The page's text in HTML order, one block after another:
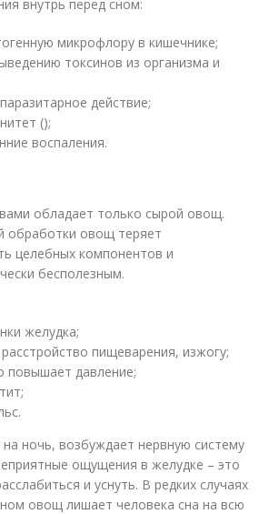
внутрь перед сном:
микрофлору в кишечнике;
токсинов из организма и
действие;
();
воспаления.
обладает только сырой овощ.
обработки овощ теряет
целебных компонентов и
бесполезным.
желудка;
пищеварения, изжогу;
повышает давление;
ночь, возбуждает нервную систему
ощущения в желудке – это
и уснуть. В редких случаях
овощ лишает человека сна на всю